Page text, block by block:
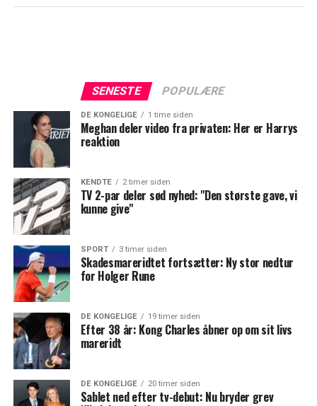
SENESTE POPULÆRE
DE KONGELIGE 1 time siden
Meghan deler video fra privaten: Her er Harrys
reaktion
KENDTE 2 timer siden
TV 2-par deler sød nyhed: "Den største gave, vi
kunne give"
SPORT 3 timer siden
Skadesmareridtet fortsætter: Ny stor nedtur
for Holger Rune
DE KONGELIGE 19 timer siden
Efter 38 år: Kong Charles åbner op om sit livs
mareridt
DE KONGELIGE 20 timer siden
Sablet ned efter tv-debut: Nu bryder grev